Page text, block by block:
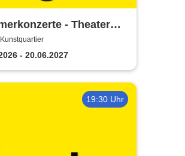
- Theater
- 20.06.2027
19:30 Uhr